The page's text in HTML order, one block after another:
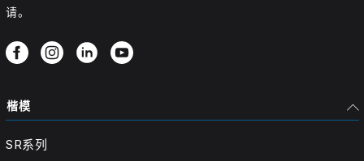
请。
楷模
SR系列